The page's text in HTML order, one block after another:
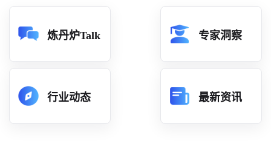
品牌数据
店铺数据
分析
炼丹炉Talk 专家洞察
行业动态 最新资讯